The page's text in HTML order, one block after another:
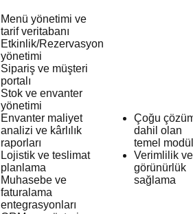
Menü yönetimi ve
tarif veritabanı
Etkinlik/Rezervasyon
yönetimi
Sipariş ve müşteri
portalı
Stok ve envanter
yönetimi
Envanter maliyet
analizi ve kârlılık
raporları
Lojistik ve teslimat
planlama
Muhasebe ve
faturalama
entegrasyonları
Çoğu
dahil olan
temel
Verimlilik ve
görünürlük
sağlama